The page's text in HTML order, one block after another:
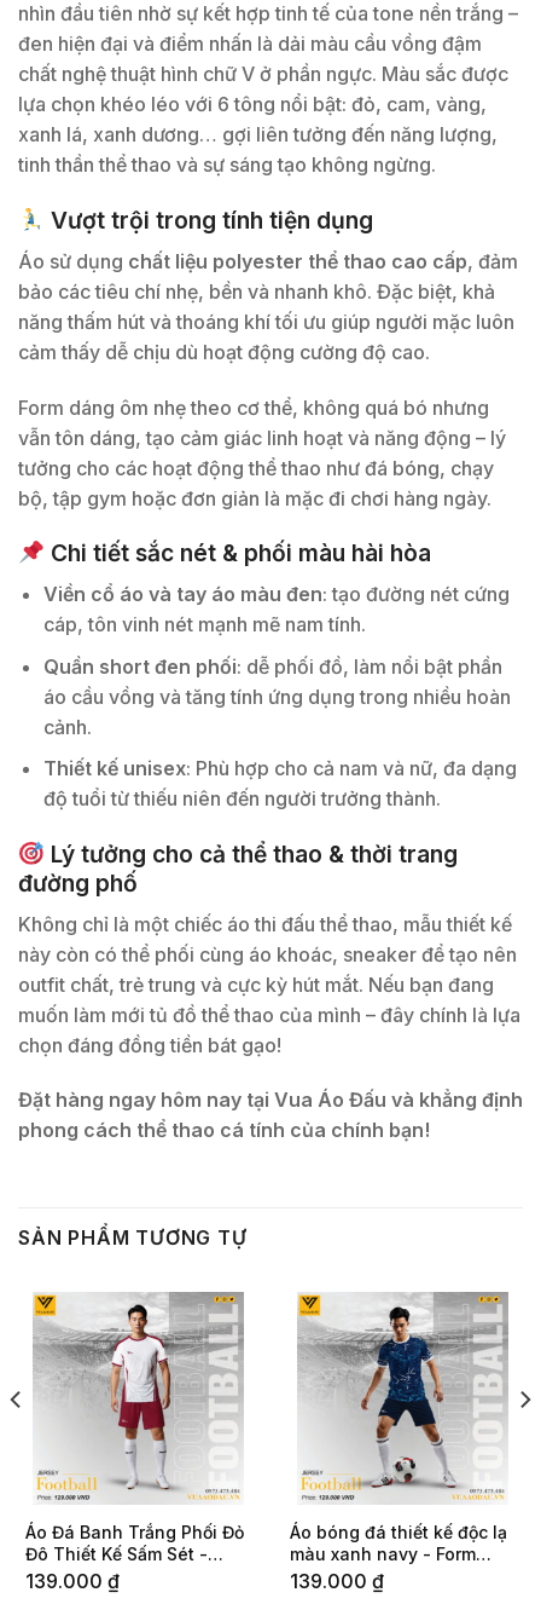
nhìn đầu tiên nhờ sự kết hợp tinh tế của tone nền trắng –
đen hiện đại và điểm nhấn là dải màu cầu vồng đậm
chất nghệ thuật hình chữ V ở phần ngực. Màu sắc được
lựa chọn khéo léo với 6 tông nổi bật: đỏ, cam, vàng,
xanh lá, xanh dương… gợi liên tưởng đến năng lượng,
tinh thần thể thao và sự sáng tạo không ngừng.
Vượt trội trong tính tiện dụng
Áo sử dụng chất liệu polyester thể thao cao cấp, đảm
bảo các tiêu chí nhẹ, bền và nhanh khô. Đặc biệt, khả
năng thấm hút và thoáng khí tối ưu giúp người mặc luôn
cảm thấy dễ chịu dù hoạt động cường độ cao.
Form dáng ôm nhẹ theo cơ thể, không quá bó nhưng
vẫn tôn dáng, tạo cảm giác linh hoạt và năng động – lý
tưởng cho các hoạt động thể thao như đá bóng, chạy
bộ, tập gym hoặc đơn giản là mặc đi chơi hàng ngày.
Chi tiết sắc nét & phối màu hài hòa
Viền cổ áo và tay áo màu đen: tạo đường nét cứng
cáp, tôn vinh nét mạnh mẽ nam tính.
Quần short đen phối: dễ phối đồ, làm nổi bật phần
áo cầu vồng và tăng tính ứng dụng trong nhiều hoàn
cảnh.
Thiết kế unisex: Phù hợp cho cả nam và nữ, đa dạng
độ tuổi từ thiếu niên đến người trưởng thành.
Lý tưởng cho cả thể thao & thời trang
đường phố
Không chỉ là một chiếc áo thi đấu thể thao, mẫu thiết kế
này còn có thể phối cùng áo khoác, sneaker để tạo nên
outfit chất, trẻ trung và cực kỳ hút mắt. Nếu bạn đang
muốn làm mới tủ đồ thể thao của mình – đây chính là lựa
chọn đáng đồng tiền bát gạo!
Đặt hàng ngay hôm nay tại Vua Áo Đấu và khẳng định
phong cách thể thao cá tính của chính bạn!
SẢN PHẨM TƯƠNG TỰ
Áo Đá Banh Trắng Phối Đỏ
Đô Thiết Kế Sấm Sét -
Form Body Fit Tôn Dáng
139.000 ₫
Áo bóng đá thiết kế độc lạ
màu xanh navy - Form
body fit chuẩn nam giới
139.000 ₫